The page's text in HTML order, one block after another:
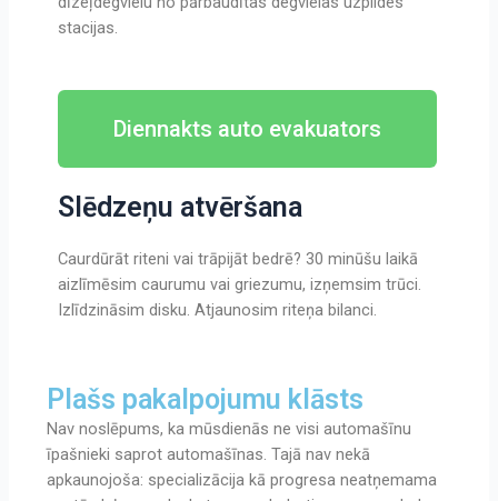
stacijas.
Diennakts auto evakuators
Slēdzeņu atvēršana
Caurdūrāt riteni vai trāpijāt bedrē? 30 minūšu laikā
aizlīmēsim caurumu vai griezumu, izņemsim trūci.
Izlīdzināsim disku. Atjaunosim riteņa bilanci.
Plašs pakalpojumu klāsts
Nav noslēpums, ka mūsdienās ne visi automašīnu
īpašnieki saprot automašīnas. Tajā nav nekā
apkaunojoša: specializācija kā progresa neatņemama